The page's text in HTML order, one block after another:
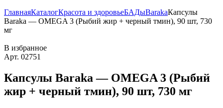
ГлавнаяКаталогКрасота и здоровьеБАДыBarakaКапсулы
Baraka — OMEGA 3 (Рыбий жир + черный тмин), 90 шт, 730
мг
В избранное
Арт. 02751
Капсулы Baraka — OMEGA 3 (Рыбий
жир + черный тмин), 90 шт, 730 мг